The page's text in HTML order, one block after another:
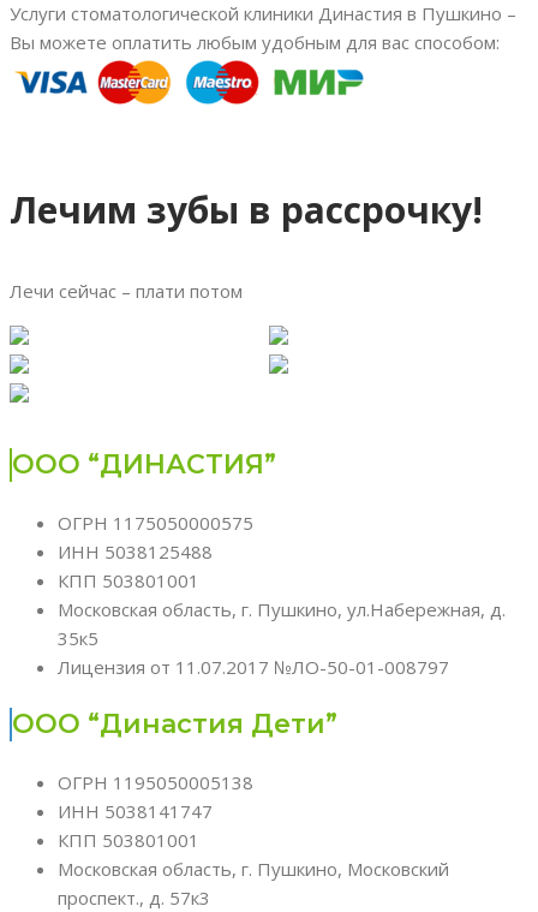
Услуги стоматологической клиники Династия в Пушкино –
Вы можете оплатить любым удобным для вас способом:
Лечим зубы в рассрочку!
Лечи сейчас – плати потом
ООО “ДИНАСТИЯ”
ОГРН 1175050000575
ИНН 5038125488
КПП 503801001
Московская область, г. Пушкино, ул.Набережная, д.
35к5
Лицензия от 11.07.2017 №ЛО-50-01-008797
ООО “Династия Дети”
ОГРН 1195050005138
ИНН 5038141747
КПП 503801001
Московская область, г. Пушкино, Московский
проспект., д. 57к3